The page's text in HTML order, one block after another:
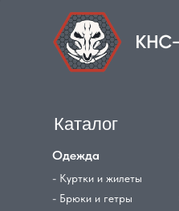
Каталог
Одежда
- Куртки и жилеты
- Брюки и гетры